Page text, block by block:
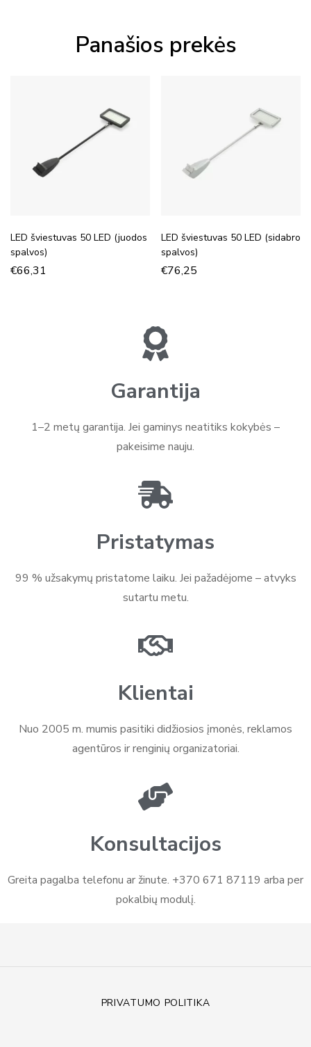
Panašios prekės
LED šviestuvas 50 LED (juodos
spalvos)
€66,31
LED šviestuvas 50 LED (sidabro
spalvos)
€76,25
Garantija
1–2 metų garantija. Jei gaminys neatitiks kokybės –
pakeisime nauju.
Pristatymas
99 % užsakymų pristatome laiku. Jei pažadėjome – atvyks
sutartu metu.
Klientai
Nuo 2005 m. mumis pasitiki didžiosios įmonės, reklamos
agentūros ir renginių organizatoriai.
Konsultacijos
Greita pagalba telefonu ar žinute. +370 671 87119 arba per
pokalbių modulį.
PRIVATUMO POLITIKA